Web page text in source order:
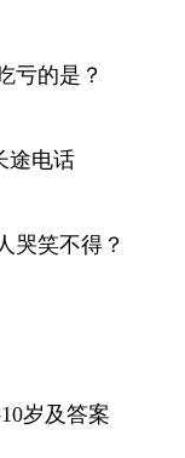
的是？
电话
笑不得？
岁及答案